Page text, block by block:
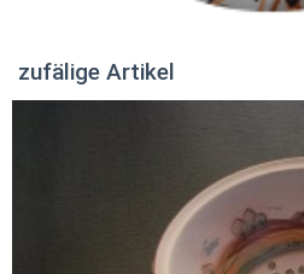
zufälige Artikel